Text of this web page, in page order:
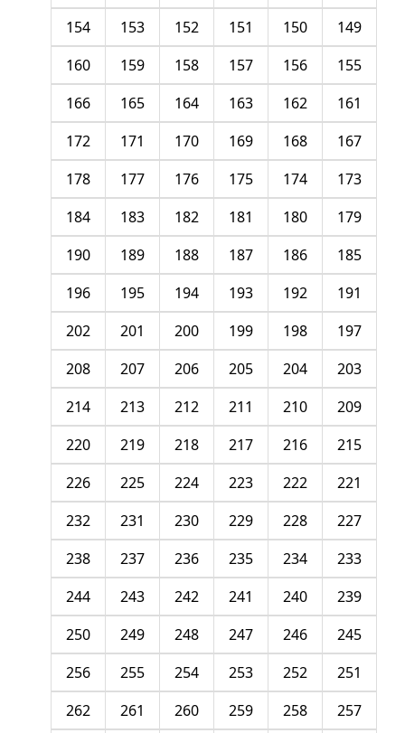
149
150
151
152
153
154
155
156
157
158
159
160
161
162
163
164
165
166
167
168
169
170
171
172
173
174
175
176
177
178
179
180
181
182
183
184
185
186
187
188
189
190
191
192
193
194
195
196
197
198
199
200
201
202
203
204
205
206
207
208
209
210
211
212
213
214
215
216
217
218
219
220
221
222
223
224
225
226
227
228
229
230
231
232
233
234
235
236
237
238
239
240
241
242
243
244
245
246
247
248
249
250
251
252
253
254
255
256
257
258
259
260
261
262